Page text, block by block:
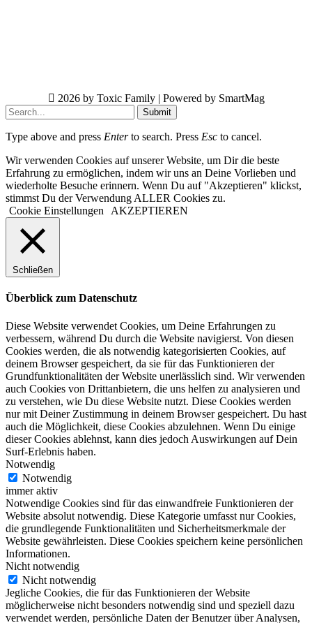
2026 by Toxic Family | Powered by SmartMag
Submit
Type above and press Enterto search. Press Esc to cancel.
Wir verwenden Cookies auf unserer Website, um Dir die beste
Erfahrung zu ermöglichen, indem wir uns an Deine Vorlieben und
wiederholte Besuche erinnern. Wenn Du auf "Akzeptieren" klickst,
stimmst Du der Verwendung ALLER Cookies zu.
Cookie Einstellungen
AKZEPTIEREN
Schließen
Überblick zum Datenschutz
Diese Website verwendet Cookies, um Deine Erfahrungen zu
verbessern, während Du durch die Website navigierst. Von diesen
Cookies werden, die als notwendig kategorisierten Cookies, auf
deinem Browser gespeichert, da sie für das Funktionieren der
Grundfunktionalitäten der Website unerlässlich sind. Wir verwenden
auch Cookies von Drittanbietern, die uns helfen zu analysieren und
zu verstehen, wie Du diese Website nutzt. Diese Cookies werden
nur mit Deiner Zustimmung in deinem Browser gespeichert. Du hast
auch die Möglichkeit, diese Cookies abzulehnen. Wenn Du einige
dieser Cookies ablehnst, kann dies jedoch Auswirkungen auf Dein
Surf-Erlebnis haben.
Notwendig
Notwendig
immer aktiv
Notwendige Cookies sind für das einwandfreie Funktionieren der
Website absolut notwendig. Diese Kategorie umfasst nur Cookies,
die grundlegende Funktionalitäten und Sicherheitsmerkmale der
Website gewährleisten. Diese Cookies speichern keine persönlichen
Informationen.
Nicht notwendig
Nicht notwendig
Jegliche Cookies, die für das Funktionieren der Website
möglicherweise nicht besonders notwendig sind und speziell dazu
verwendet werden, persönliche Daten der Benutzer über Analysen,